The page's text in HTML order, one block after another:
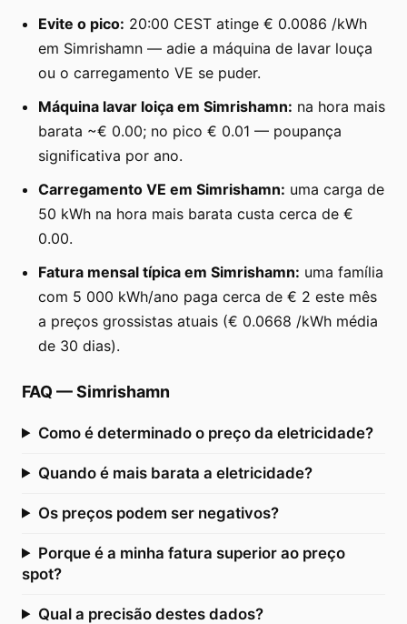
Evite o pico: 20:00 CEST atinge € 0.0086 /kWh
em Simrishamn — adie a máquina de lavar louça
ou o carregamento VE se puder.
Máquina lavar loiça em Simrishamn: na hora mais
barata ~€ 0.00; no pico € 0.01 — poupança
significativa por ano.
Carregamento VE em Simrishamn: uma carga de
50 kWh na hora mais barata custa cerca de €
0.00.
Fatura mensal típica em Simrishamn: uma família
com 5 000 kWh/ano paga cerca de € 2 este mês
a preços grossistas atuais (€ 0.0668 /kWh média
de 30 dias).
FAQ —Simrishamn
Como é determinado o preço da eletricidade?
Quando é mais barata a eletricidade?
Os preços podem ser negativos?
Porque é a minha fatura superior ao preço
spot?
Qual a precisão destes dados?